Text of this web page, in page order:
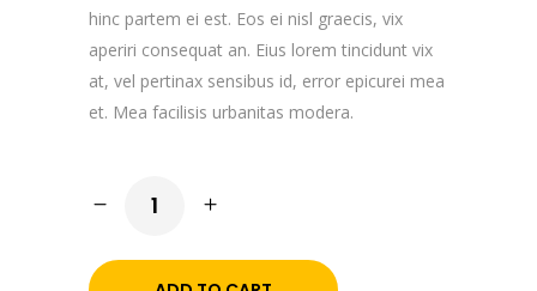
hinc partem ei est. Eos ei nisl graecis, vix
aperiri consequat an. Eius lorem tincidunt vix
at, vel pertinax sensibus id, error epicurei mea
et. Mea facilisis urbanitas modera.